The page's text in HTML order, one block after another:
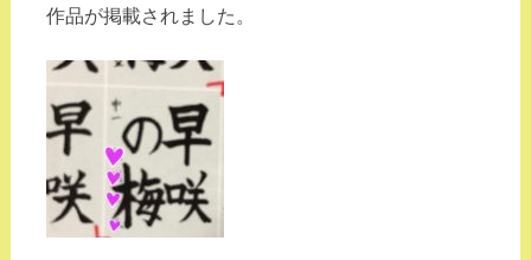
作品が掲載されました。